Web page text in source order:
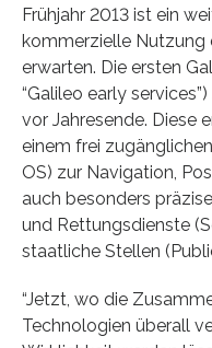
Frühjahr 2013 ist ein
kommerzielle Nutzung
erwarten. Die ersten
“Galileo early
vor Jahresende. Diese
einem frei
OS) zur Navigation,
auch besonders
und Rettungsdienste
staatliche Stellen
“Jetzt, wo die
Technologien überall